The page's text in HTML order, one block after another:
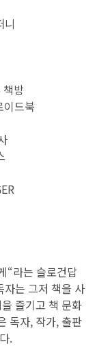
니
책방
드북
“라는 슬로건답
자는 그저 책을 사
즐기고 책 문화
독자, 작가, 출판
.